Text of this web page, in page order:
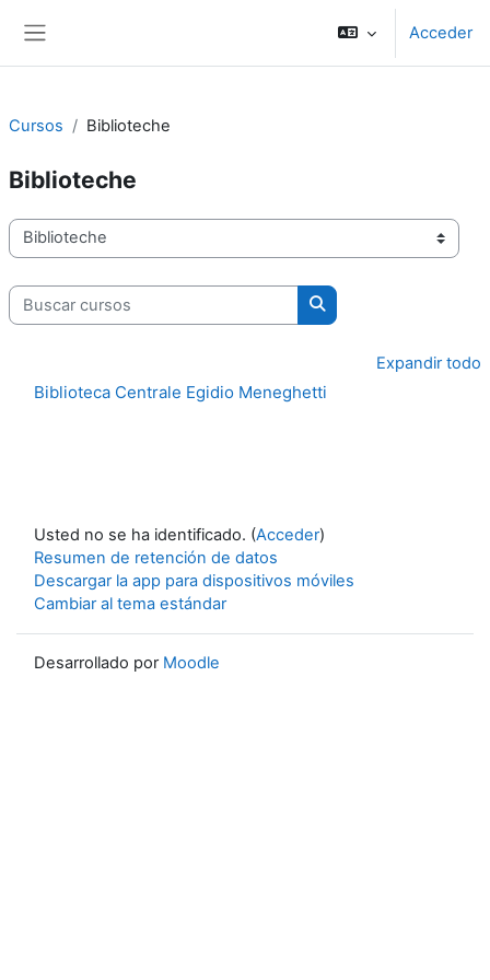
Acceder
Cursos Biblioteche
Biblioteche
Categorías
Buscar cursos
Buscar cursos
Expandir todo
Biblioteca Centrale Egidio Meneghetti
Usted no se ha identificado. (Acceder)
Resumen de retención de datos
Descargar la app para dispositivos móviles
Cambiar al tema estándar
Desarrollado por Moodle